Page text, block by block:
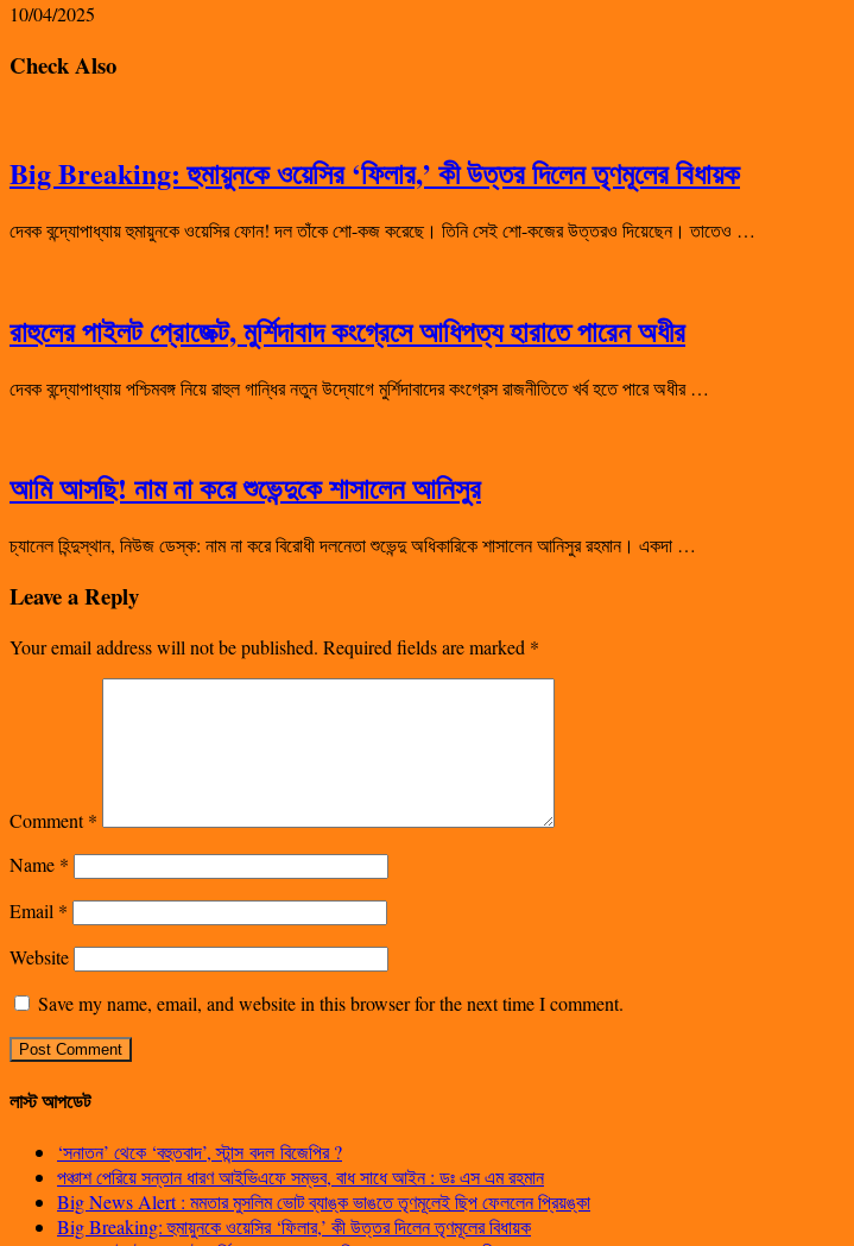
10/04/2025
Check Also
Big Breaking: হুমায়ুনকে ওয়েসির ‘ফিলার,’ কী উত্তর দিলেন তৃণমূলের বিধায়ক
দেবক বন্দ্যোপাধ্যায় হুমায়ুনকে ওয়েসির ফোন! দল তাঁকে শো-কজ করেছে। তিনি সেই শো-কজের উত্তরও দিয়েছেন। তাতেও …
রাহুলের পাইলট প্রোজেক্ট, মুর্শিদাবাদ কংগ্রেসে আধিপত্য হারাতে পারেন অধীর
দেবক বন্দ্যোপাধ্যায় পশ্চিমবঙ্গ নিয়ে রাহুল গান্ধির নতুন উদ্যোগে মুর্শিদাবাদের কংগ্রেস রাজনীতিতে খর্ব হতে পারে অধীর …
আমি আসছি! নাম না করে শুভেন্দুকে শাসালেন আনিসুর
চ্যানেল হিন্দুস্থান, নিউজ ডেস্ক: নাম না করে বিরোধী দলনেতা শুভেন্দু অধিকারিকে শাসালেন আনিসুর রহমান। একদা …
Leave a Reply
Your email address will not be published. Required fields are marked *
Comment*
Name *
Email *
Website
Save my name, email, and website in this browser for the next time I comment.
লাস্ট আপডেট
‘সনাতন’ থেকে ‘বহুতবাদ’, স্টান্স বদল বিজেপির ?
পঞ্চাশ পেরিয়ে সন্তান ধারণ আইভিএফে সম্ভব, বাধ সাধে আইন : ডঃ এস এম রহমান
Big News Alert : মমতার মুসলিম ভোট ব্যাঙ্ক ভাঙতে তৃণমূলেই ছিপ ফেললেন প্রিয়ঙ্কা
Big Breaking: হুমায়ুনকে ওয়েসির ‘ফিলার,’ কী উত্তর দিলেন তৃণমূলের বিধায়ক